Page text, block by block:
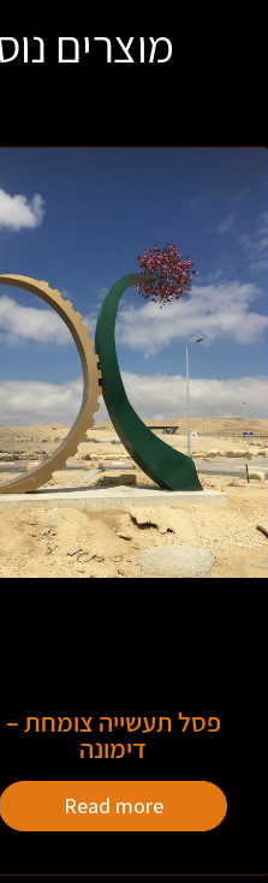
מוצרים
פסל תעשייה צומחת –
דימונה
Read more